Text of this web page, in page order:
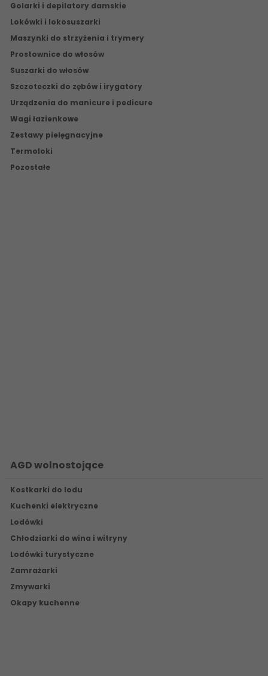
Golarki i depilatory damskie
Lokówki i lokosuszarki
Maszynki do strzyżenia i trymery
Prostownice do włosów
Suszarki do włosów
Szczoteczki do zębów i irygatory
Urządzenia do manicure i pedicure
Wagi łazienkowe
Zestawy pielęgnacyjne
Termoloki
Pozostałe
AGD wolnostojące
Kostkarki do lodu
Kuchenki elektryczne
Lodówki
Chłodziarki do wina i witryny
Lodówki turystyczne
Zamrażarki
Zmywarki
Okapy kuchenne